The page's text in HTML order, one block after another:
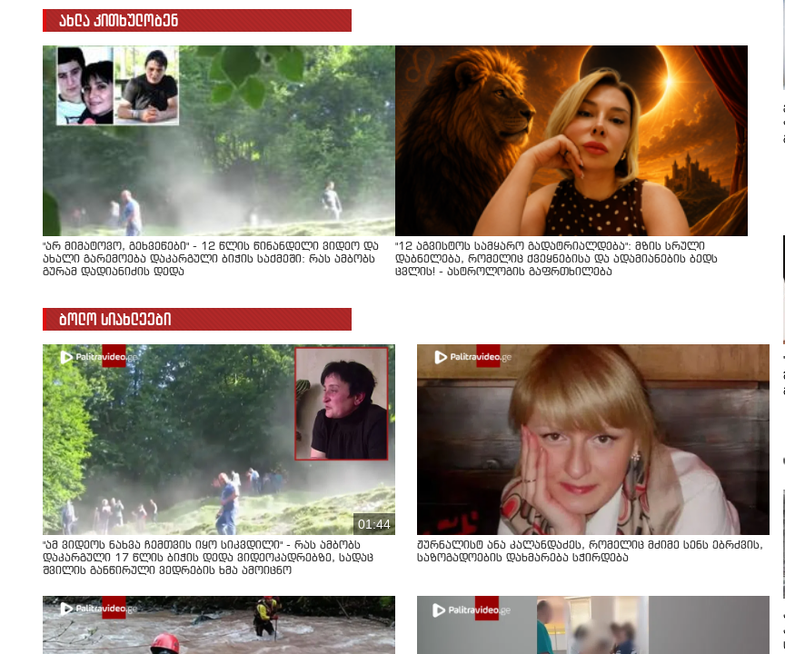
ახლა კითხულობენ
"არ მიმატოვო, გეხვეწები" - 12 წლის წინანდელი ვიდეო და
ახალი გარემოება დაკარგული ბიჭის საქმეში: რას ამბობს
გურამ დადიანიძის დედა
"12 აგვისტოს სამყარო გადატრიალდება": მზის სრული
დაბნელება, რომელიც ქვეყნებისა და ადამიანების ბედს
ცვლის! - ასტროლოგის გაფრთხილება
ბოლო სიახლეები
01:44
"ამ ვიდეოს ნახვა ჩემთვის იყო სიკვდილი" - რას ამბობს
დაკარგული 17 წლის ბიჭის დედა ვიდეოკადრებზე, სადაც
შვილის განწირული ვედრების ხმა ამოიცნო
ჟურნალისტ ანა კალანდაძეს, რომელიც მძიმე სენს ებრძვის,
საზოგადოების დახმარება სჭირდება